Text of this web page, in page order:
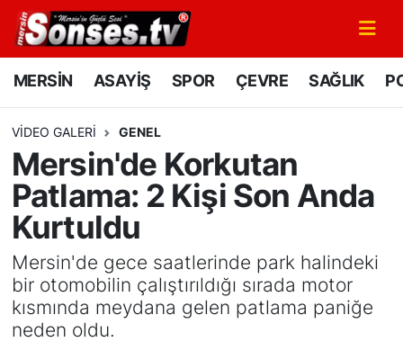
MERSİN ASAYİŞ SPOR ÇEVRE SAĞLIK
VIDEO GALERI GENEL
Mersin'de Korkutan
Patlama: 2 Kişi Son Anda
Kurtuldu
Mersin'de gece saatlerinde park halindeki
bir otomobilin çalıştırıldığı sırada motor
kısmında meydana gelen patlama paniğe
neden oldu.
MERSİN
SPOR
GÜNÜN MANŞETİ
DÜNYA
KÜLTÜR - SANAT
Mersin Nöbetçi Eczaneler
Mersin Namaz Vakitleri
Mersin Trafik Yoğunluk Haritası
Süper Lig Puan Durumu ve Fikstür
Tüm Manşetler